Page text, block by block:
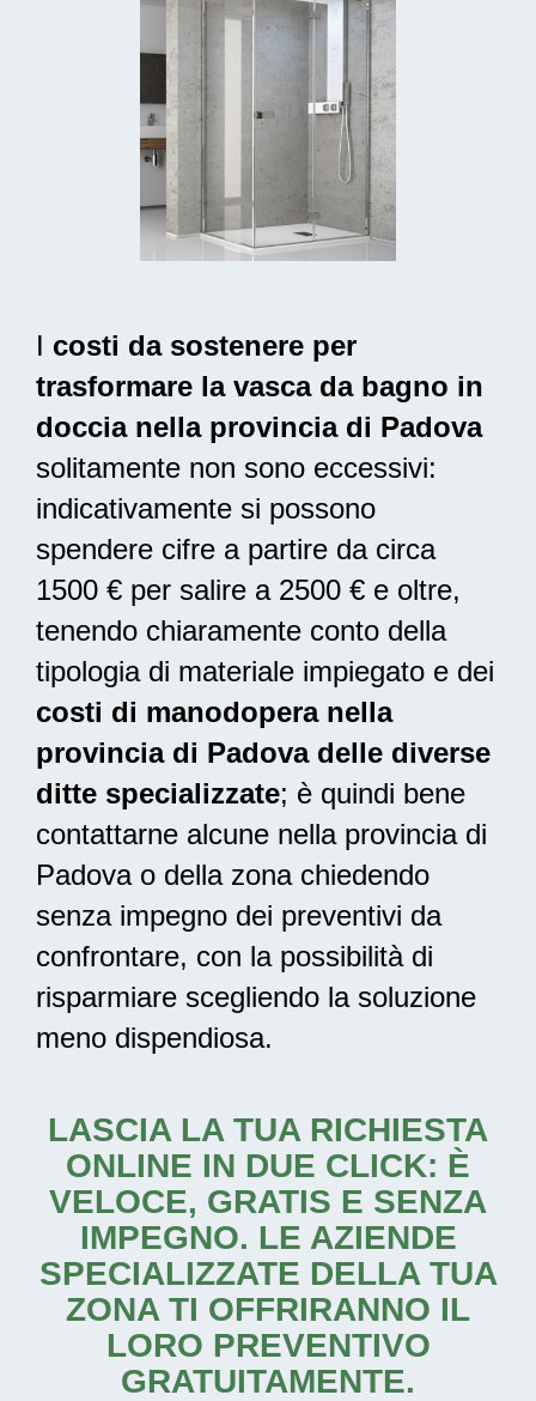
I costi da sostenere per
trasformare la vasca da bagno in
doccia nella provincia di Padova
solitamente non sono eccessivi:
indicativamente si possono
spendere cifre a partire da circa
1500 € per salire a 2500 € e oltre,
tenendo chiaramente conto della
tipologia di materiale impiegato e dei
costi di manodopera nella
provincia di Padova delle diverse
ditte specializzate; è quindi bene
contattarne alcune nella provincia di
Padova o della zona chiedendo
senza impegno dei preventivi da
confrontare, con la possibilità di
risparmiare scegliendo la soluzione
meno dispendiosa.
LASCIA LA TUA RICHIESTA
ONLINE IN DUE CLICK: È
VELOCE, GRATIS E SENZA
IMPEGNO. LE AZIENDE
SPECIALIZZATE DELLA TUA
ZONA TI OFFRIRANNO IL
LORO PREVENTIVO
GRATUITAMENTE.